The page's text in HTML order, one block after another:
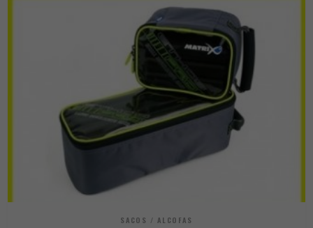
SACOS / ALCOFAS